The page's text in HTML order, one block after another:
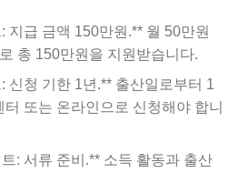
지급 금액 150만원.** 월 50만원
총 150만원을 지원받습니다.
신청 기한 1년.** 출산일로부터 1
또는 온라인으로 신청해야 합니
: 서류 준비.** 소득 활동과 출산